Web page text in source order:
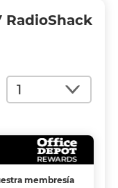
Cantidad
membresía